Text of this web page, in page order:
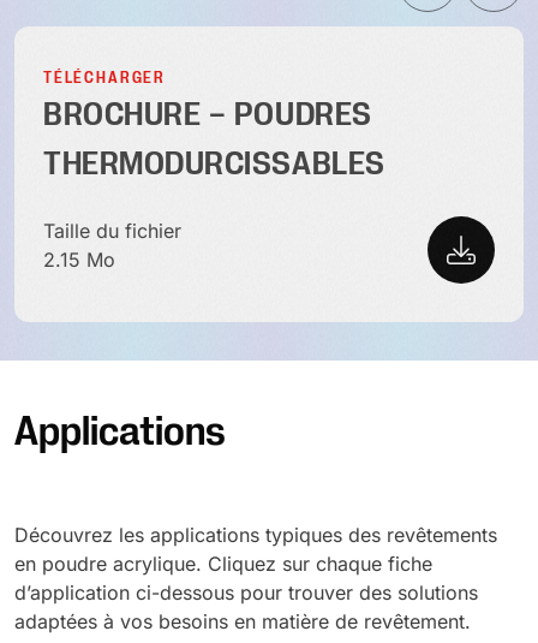
TÉLÉCHARGER
BROCHURE – POUDRES
THERMODURCISSABLES
Taille du fichier
2.15 Mo
Applications
Découvrez les applications typiques des revêtements
en poudre acrylique. Cliquez sur chaque fiche
d’application ci-dessous pour trouver des solutions
adaptées à vos besoins en matière de revêtement.